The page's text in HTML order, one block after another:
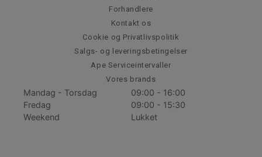
Forhandlere
Kontakt os
Cookie og Privatlivspolitik
Salgs- og leveringsbetingelser
Ape Serviceintervaller
Vores brands
Mandag - Torsdag
09:00 - 16:00
Fredag
09:00 - 15:30
Weekend
Lukket